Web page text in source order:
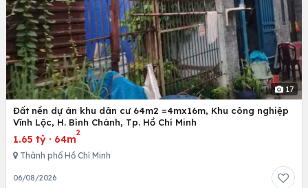
17
Đất nền dự án khu dân cư 64m2 =4mx16m, Khu công nghiệp
Vĩnh Lộc, H. Bình Chánh, Tp. Hồ Chí Minh
1.65 tỷ · 64m
2
Thành phố Hồ Chí Minh
06/08/2026